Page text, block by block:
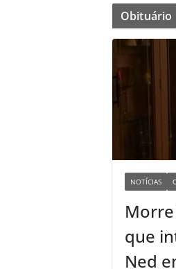
Obituário
NOTÍCIAS
que
Ned